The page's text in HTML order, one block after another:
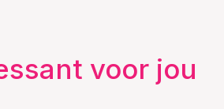
voor jou